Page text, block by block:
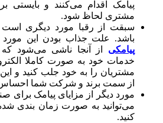
پیامک اقدام می‌کنند و بایستی
مشتری لحاظ شود.
سبقت از رقبا مورد دیگری است
باشد. علت جذاب بودن این مورد
پیامکی از آنجا ناشی می‌شود که
خدمات خود به صورت کاملا
مشتریان را به خود جلب کنید و
از سمت برند و شرکت شما احساس
مورد دیگر از مزایای پیامک برای
می‌توانید به صورت زمان بندی
کنید.